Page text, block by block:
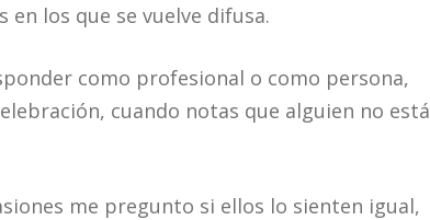
en los que se vuelve difusa.
como profesional o como persona,
cuando notas que alguien no está
me pregunto si ellos lo sienten igual,